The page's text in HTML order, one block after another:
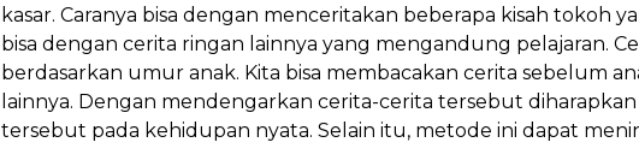
kasar. Caranya bisa dengan menceritakan beberapa kisah tokoh
bisa dengan cerita ringan lainnya yang mengandung pelajaran.
berdasarkan umur anak. Kita bisa membacakan cerita sebelum
lainnya. Dengan mendengarkan cerita-cerita tersebut
tersebut pada kehidupan nyata. Selain itu, metode ini dapat